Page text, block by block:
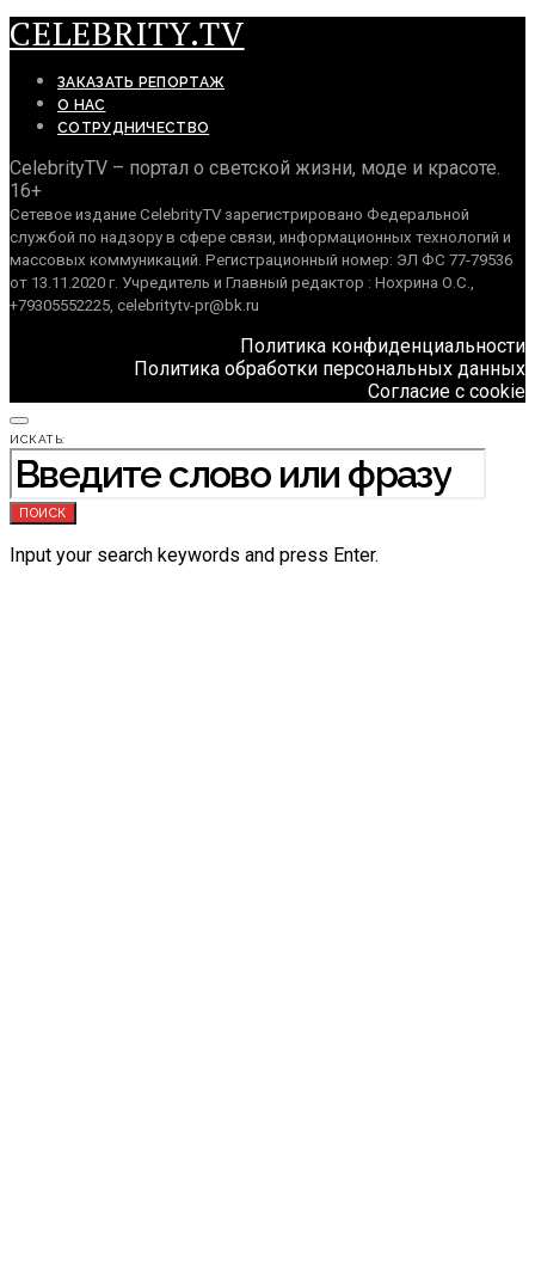
CELEBRITY.TV
ЗАКАЗАТЬ РЕПОРТАЖ
О НАС
СОТРУДНИЧЕСТВО
CelebrityTV – портал о светской жизни, моде и красоте.
16+
Сетевое издание CelebrityTV зарегистрировано Федеральной
службой по надзору в сфере связи, информационных технологий и
массовых коммуникаций. Регистрационный номер: ЭЛ ФС 77-79536
от 13.11.2020 г. Учредитель и Главный редактор : Нохрина О.С.,
+79305552225, celebritytv-pr@bk.ru
Политика конфиденциальности
Политика обработки персональных данных
Согласие с cookie
ИСКАТЬ:
ПОИСК
Input your search keywords and press Enter.